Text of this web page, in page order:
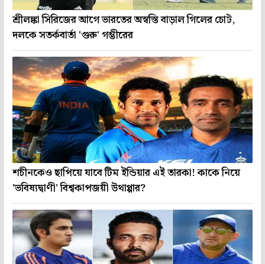
শ্রীলঙ্কা সিরিজের আগে ভারতের অস্বস্তি বাড়াল গিলের চোট,
দলকে সতর্কবার্তা 'গুরু' গম্ভীরের
শচীনকেও ছাপিয়ে যাবে টিম ইন্ডিয়ার এই তারকা! কাকে নিয়ে
'ভবিষ্যদ্বাণী' বিশ্বকাপজয়ী উথাপ্পার?